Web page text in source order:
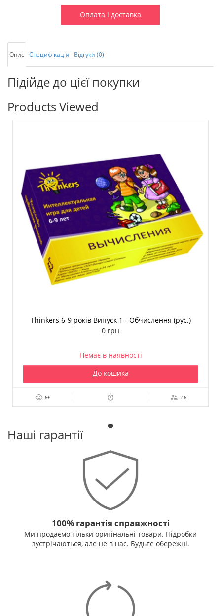
Оплата і доставка
Опис Специфікація Відгуки (0)
Підійде до цієї покупки
Products Viewed
Thinkers 6-9 років Випуск 1 - Обчислення (рус.)
0 грн
Немає в наявності
До кошика
6+ 2-6
Наші гарантії
100% гарантія справжності
Ми продаємо тільки оригінальні товари. Підробки
зустрічаються, але не в нас. Будьте обережні.